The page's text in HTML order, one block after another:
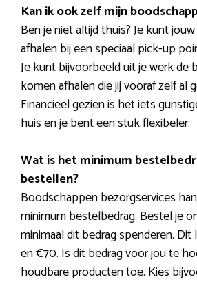
Kan ik ook zelf mijn
Ben je niet altijd thuis? Je kunt
afhalen bij een speciaal pick-up
Je kunt bijvoorbeeld uit je werk de
komen afhalen die jij vooraf zelf al
Financieel gezien is het iets
huis en je bent een stuk flexibeler.
Wat is het minimum
bestellen?
Boodschappen bezorgservices
minimum bestelbedrag. Bestel je
minimaal dit bedrag spenderen.
en €70. Is dit bedrag voor jou te
houdbare producten toe. Kies